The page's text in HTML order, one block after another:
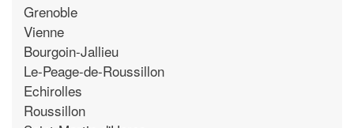
Grenoble
Vienne
Bourgoin-Jallieu
Le-Peage-de-Roussillon
Echirolles
Roussillon